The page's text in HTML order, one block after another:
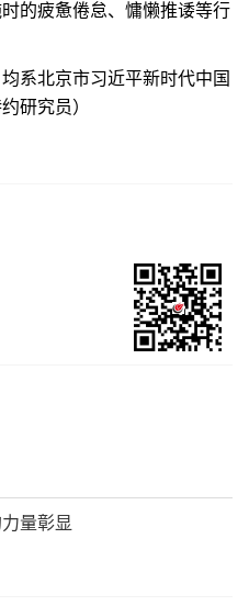
的疲惫倦怠、慵懒推诿等行
北京市习近平新时代中国
研究员）
量彰显